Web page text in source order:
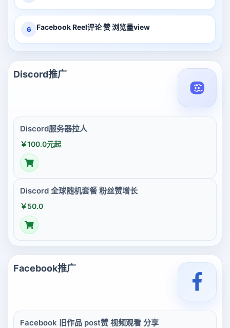
6 Facebook Reel评论 赞 浏览量view
Discord推广
Discord服务器拉人
￥100.0元起
Discord 全球随机套餐 粉丝赞增长
￥50.0
Facebook推广
Facebook 旧作品 post赞 视频观看 分享